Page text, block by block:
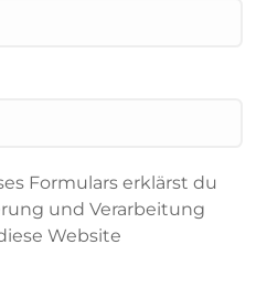
Formulars erklärst du
und Verarbeitung
Website